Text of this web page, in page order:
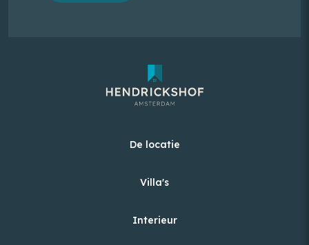
De locatie
Villa's
Interieur